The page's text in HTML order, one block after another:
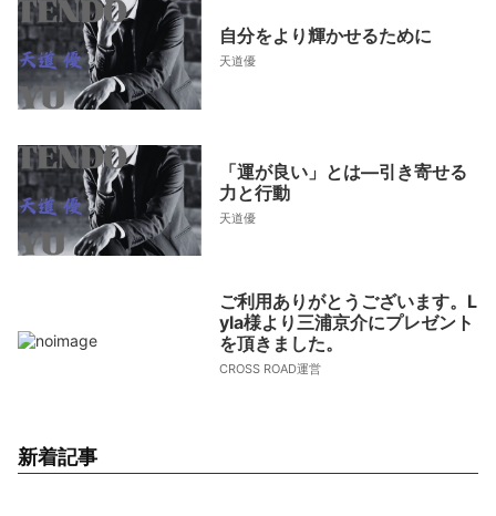
自分をより輝かせるために
天道優
「運が良い」とは—引き寄せる
力と行動
天道優
ご利用ありがとうございます。L
yla様より三浦京介にプレゼント
を頂きました。
CROSS ROAD運営
新着記事